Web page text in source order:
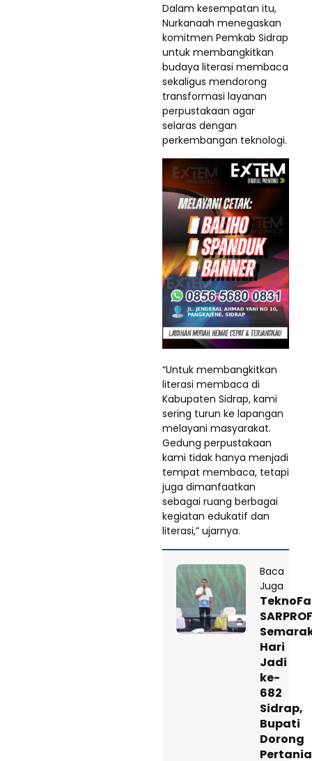
Dalam kesempatan itu,
Nurkanaah menegaskan
komitmen Pemkab Sidrap
untuk membangkitkan
budaya literasi membaca
sekaligus mendorong
transformasi layanan
perpustakaan agar
selaras dengan
perkembangan teknologi.
“Untuk membangkitkan
literasi membaca di
Kabupaten Sidrap, kami
sering turun ke lapangan
melayani masyarakat.
Gedung perpustakaan
kami tidak hanya menjadi
tempat membaca, tetapi
juga dimanfaatkan
sebagai ruang berbagai
kegiatan edukatif dan
literasi,” ujarnya.
Baca
Juga
Hari
Jadi
ke-
682
Sidrap,
Bupati
Dorong